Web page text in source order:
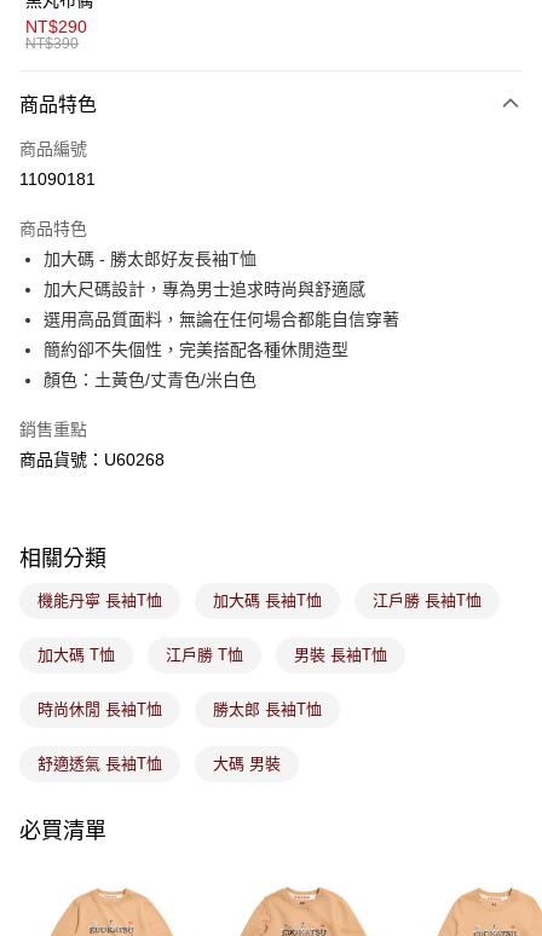
２．便利：只要手機號碼，簡訊認證，即可結帳。
３．安心：先確認商品／服務後，再付款。
１．於結帳方式選擇「AFTEE先享後付」後，將跳轉至「AFTEE先享後付」
２．訂單成立數日內，您將收到繳費通知簡訊。
３．收到繳費通知簡訊後14天內，點擊此簡訊中的連結，可透過四大超商／
購買商品的店家。未經商家同意取消之訂單仍視為有效，需透過AFTEE先享
後付繳納相關費用。
※ 交易是否成功請以「AFTEE先享後付 」之結帳頁面顯示為準，若有關於
是否繳費成功／繳費後需取消欲退款等相關疑問，請聯繫「AFTEE先享後付
客戶支援中心」 https://netprotections.freshdesk.com/support/home
１．透過由恩沛科技股份有限公司提供之「AFTEE先享後付」服務完成之交
權轉讓予恩沛科技股份有限公司。
２．關於個人資料處理事宜，請瀏覽以下網址：
４．使用「AFTEE先享後付」時，將依據個別帳號之用戶狀況，依本公司即
請求用戶進行身份認證。
恩沛科技股份有限公司將有權停止該用戶之使用額度並採取法律行動。
運送方式
全家取貨付款
免運費
免運費
付款後萊爾富取貨
免運費
7-11取貨付款
免運費
付款後7-11取貨
免運費
免運費
付款後門市取貨
NT$290
NT$390
商品特色
商品編號
11090181
商品特色
加大碼 - 勝太郎好友長袖T恤
加大尺碼設計，專為男士追求時尚與舒適感
選用高品質面料，無論在任何場合都能自信穿著
簡約卻不失個性，完美搭配各種休閒造型
顏色：土黃色/丈青色/米白色
銷售重點
商品貨號：U60268
相關分類
機能丹寧 長袖T恤 加大碼 長袖T恤 江戶勝 長袖T恤
加大碼 T恤 江戶勝 T恤 男裝 長袖T恤
時尚休閒 長袖T恤 勝太郎 長袖T恤
舒適透氣 長袖T恤 大碼 男裝
必買清單